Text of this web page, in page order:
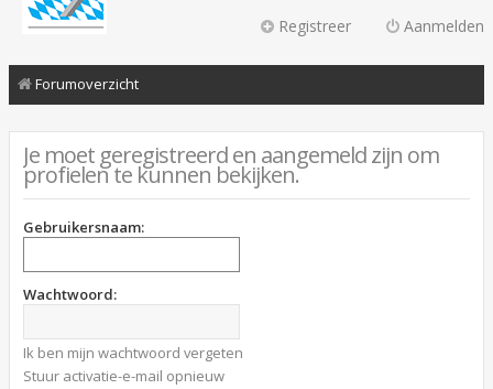
Aanmelden
Registreer
Forumoverzicht
Je moet geregistreerd en aangemeld zijn om
profielen te kunnen bekijken.
Gebruikersnaam:
Wachtwoord:
Ik ben mijn wachtwoord vergeten
Stuur activatie-e-mail opnieuw